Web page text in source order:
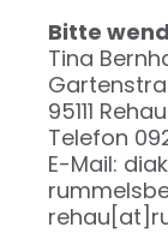
Bitte
Tina
95111 Rehau
Telefon
E-Mail: